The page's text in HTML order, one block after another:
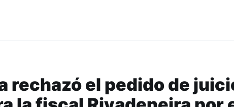
rechazó el pedido de